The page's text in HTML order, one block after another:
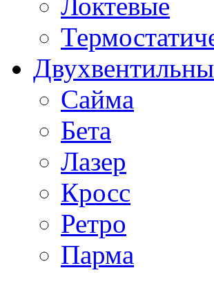
Сайма
Бета
Лазер
Кросс
Ретро
Парма